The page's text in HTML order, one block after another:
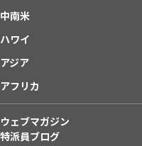
中南米
ハワイ
アジア
アフリカ
ウェブマガジン
特派員ブログ